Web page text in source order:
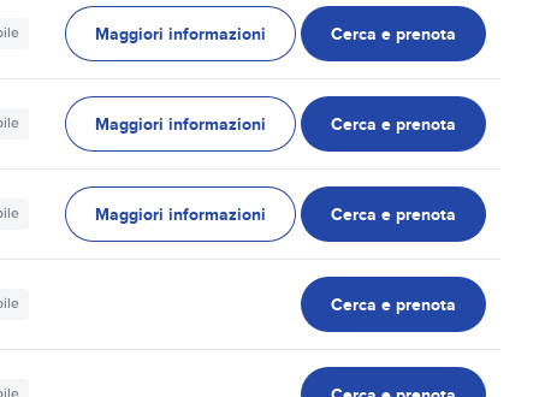
Maggiori informazioni Cerca e prenota
Maggiori informazioni Cerca e prenota
Maggiori informazioni Cerca e prenota
Cerca e prenota